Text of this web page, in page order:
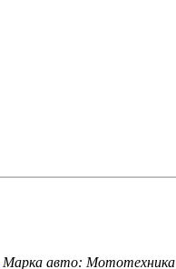
Марка авто: Мототехника